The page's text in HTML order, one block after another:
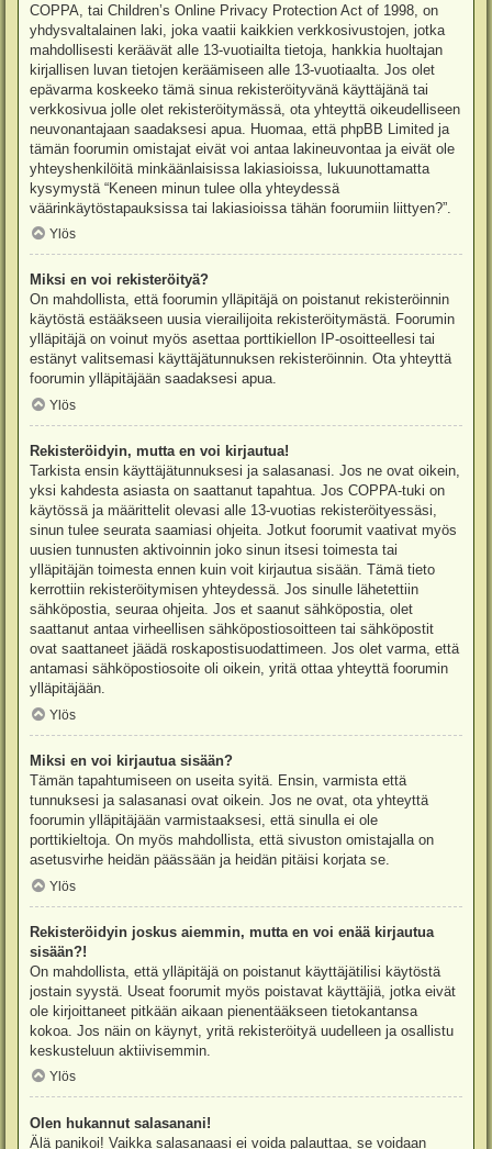
COPPA, tai Children’s Online Privacy Protection Act of 1998, on
yhdysvaltalainen laki, joka vaatii kaikkien verkkosivustojen, jotka
mahdollisesti keräävät alle 13-vuotiailta tietoja, hankkia huoltajan
kirjallisen luvan tietojen keräämiseen alle 13-vuotiaalta. Jos olet
epävarma koskeeko tämä sinua rekisteröityvänä käyttäjänä tai
verkkosivua jolle olet rekisteröitymässä, ota yhteyttä oikeudelliseen
neuvonantajaan saadaksesi apua. Huomaa, että phpBB Limited ja
tämän foorumin omistajat eivät voi antaa lakineuvontaa ja eivät ole
yhteyshenkilöitä minkäänlaisissa lakiasioissa, lukuunottamatta
kysymystä “Keneen minun tulee olla yhteydessä
väärinkäytöstapauksissa tai lakiasioissa tähän foorumiin liittyen?”.
Ylös
Miksi en voi rekisteröityä?
On mahdollista, että foorumin ylläpitäjä on poistanut rekisteröinnin
käytöstä estääkseen uusia vierailijoita rekisteröitymästä. Foorumin
ylläpitäjä on voinut myös asettaa porttikiellon IP-osoitteellesi tai
estänyt valitsemasi käyttäjätunnuksen rekisteröinnin. Ota yhteyttä
foorumin ylläpitäjään saadaksesi apua.
Ylös
Rekisteröidyin, mutta en voi kirjautua!
Tarkista ensin käyttäjätunnuksesi ja salasanasi. Jos ne ovat oikein,
yksi kahdesta asiasta on saattanut tapahtua. Jos COPPA-tuki on
käytössä ja määrittelit olevasi alle 13-vuotias rekisteröityessäsi,
sinun tulee seurata saamiasi ohjeita. Jotkut foorumit vaativat myös
uusien tunnusten aktivoinnin joko sinun itsesi toimesta tai
ylläpitäjän toimesta ennen kuin voit kirjautua sisään. Tämä tieto
kerrottiin rekisteröitymisen yhteydessä. Jos sinulle lähetettiin
sähköpostia, seuraa ohjeita. Jos et saanut sähköpostia, olet
saattanut antaa virheellisen sähköpostiosoitteen tai sähköpostit
ovat saattaneet jäädä roskapostisuodattimeen. Jos olet varma, että
antamasi sähköpostiosoite oli oikein, yritä ottaa yhteyttä foorumin
ylläpitäjään.
Ylös
Miksi en voi kirjautua sisään?
Tämän tapahtumiseen on useita syitä. Ensin, varmista että
tunnuksesi ja salasanasi ovat oikein. Jos ne ovat, ota yhteyttä
foorumin ylläpitäjään varmistaaksesi, että sinulla ei ole
porttikieltoja. On myös mahdollista, että sivuston omistajalla on
asetusvirhe heidän päässään ja heidän pitäisi korjata se.
Ylös
Rekisteröidyin joskus aiemmin, mutta en voi enää kirjautua
sisään?!
On mahdollista, että ylläpitäjä on poistanut käyttäjätilisi käytöstä
jostain syystä. Useat foorumit myös poistavat käyttäjiä, jotka eivät
ole kirjoittaneet pitkään aikaan pienentääkseen tietokantansa
kokoa. Jos näin on käynyt, yritä rekisteröityä uudelleen ja osallistu
keskusteluun aktiivisemmin.
Ylös
Olen hukannut salasanani!
Älä panikoi! Vaikka salasanaasi ei voida palauttaa, se voidaan